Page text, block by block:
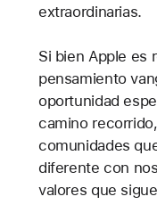
extraordinarias.
Si bien Apple es
pensamiento
oportunidad
camino
comunidades
diferente con
valores que